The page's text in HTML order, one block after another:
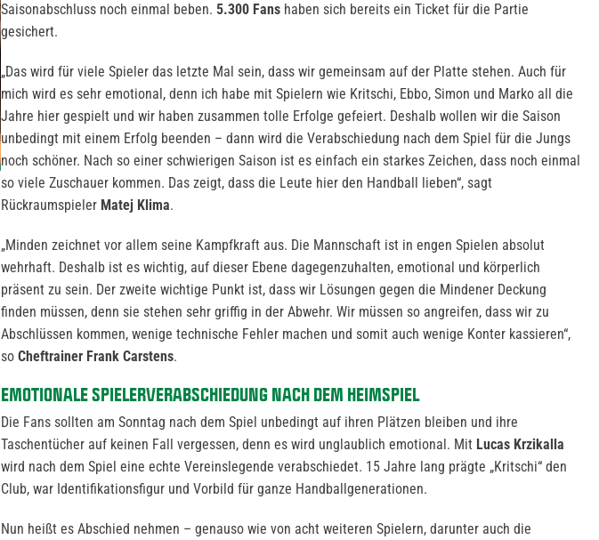
Saisonabschluss noch einmal beben. 5.300 Fans haben sich bereits ein Ticket für die Partie
gesichert.
„Das wird für viele Spieler das letzte Mal sein, dass wir gemeinsam auf der Platte stehen. Auch für
mich wird es sehr emotional, denn ich habe mit Spielern wie Kritschi, Ebbo, Simon und Marko all die
Jahre hier gespielt und wir haben zusammen tolle Erfolge gefeiert. Deshalb wollen wir die Saison
unbedingt mit einem Erfolg beenden – dann wird die Verabschiedung nach dem Spiel für die Jungs
noch schöner. Nach so einer schwierigen Saison ist es einfach ein starkes Zeichen, dass noch einmal
so viele Zuschauer kommen. Das zeigt, dass die Leute hier den Handball lieben“, sagt
Rückraumspieler Matej Klima.
„Minden zeichnet vor allem seine Kampfkraft aus. Die Mannschaft ist in engen Spielen absolut
wehrhaft. Deshalb ist es wichtig, auf dieser Ebene dagegenzuhalten, emotional und körperlich
präsent zu sein. Der zweite wichtige Punkt ist, dass wir Lösungen gegen die Mindener Deckung
finden müssen, denn sie stehen sehr griffig in der Abwehr. Wir müssen so angreifen, dass wir zu
Abschlüssen kommen, wenige technische Fehler machen und somit auch wenige Konter kassieren“,
so Cheftrainer Frank Carstens.
EMOTIONALE SPIELERVERABSCHIEDUNG NACH DEM HEIMSPIEL
Die Fans sollten am Sonntag nach dem Spiel unbedingt auf ihren Plätzen bleiben und ihre
Taschentücher auf keinen Fall vergessen, denn es wird unglaublich emotional. Mit Lucas Krzikalla
wird nach dem Spiel eine echte Vereinslegende verabschiedet. 15 Jahre lang prägte „Kritschi“ den
Club, war Identifikationsfigur und Vorbild für ganze Handballgenerationen.
Nun heißt es Abschied nehmen – genauso wie von acht weiteren Spielern, darunter auch die